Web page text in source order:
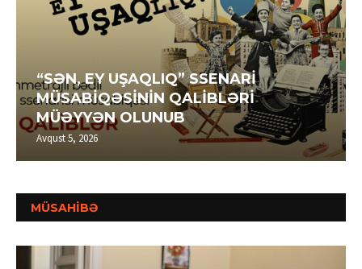
“SƏN, EY UŞAQLIQ” SSENARİ
MÜSABİQƏSİNİN QALİBLƏRİ
MÜƏYYƏN OLUNUB
Avqust 5, 2026
MÜSAHİBƏ